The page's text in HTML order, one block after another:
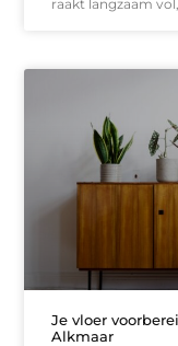
raakt langzaam
Je vloer
Alkmaar